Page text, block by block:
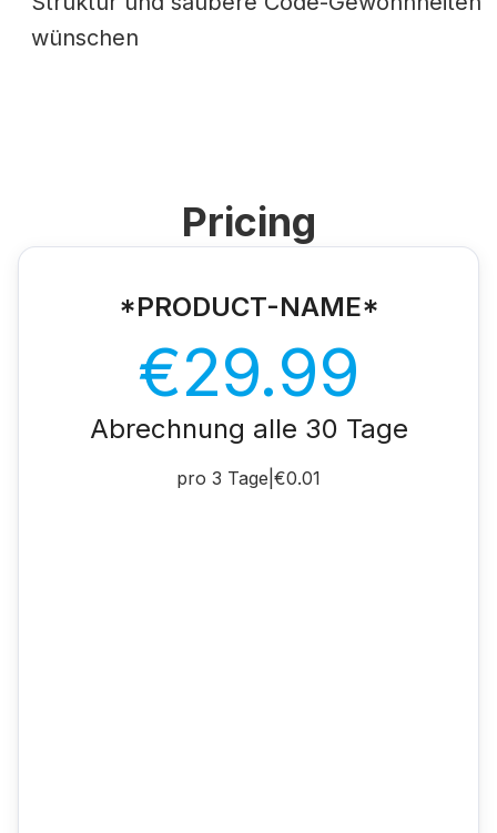
wünschen
Pricing
*PRODUCT-NAME*
€29.99
Abrechnung alle 30 Tage
pro 3 Tage €0.01